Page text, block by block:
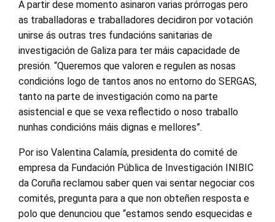
A partir dese momento asinaron varias prórrogas pero
as traballadoras e traballadores decidiron por votación
unirse ás outras tres fundacións sanitarias de
investigación de Galiza para ter máis capacidade de
presión. “Queremos que valoren e regulen as nosas
condicións logo de tantos anos no entorno do SERGAS,
tanto na parte de investigación como na parte
asistencial e que se vexa reflectido o noso traballo
nunhas condicións máis dignas e mellores”.
Por iso Valentina Calamía, presidenta do comité de
empresa da Fundación Pública de Investigación INIBIC
da Coruña reclamou saber quen vai sentar negociar cos
comités, pregunta para a que non obteñen resposta e
polo que denunciou que “estamos sendo esquecidas e